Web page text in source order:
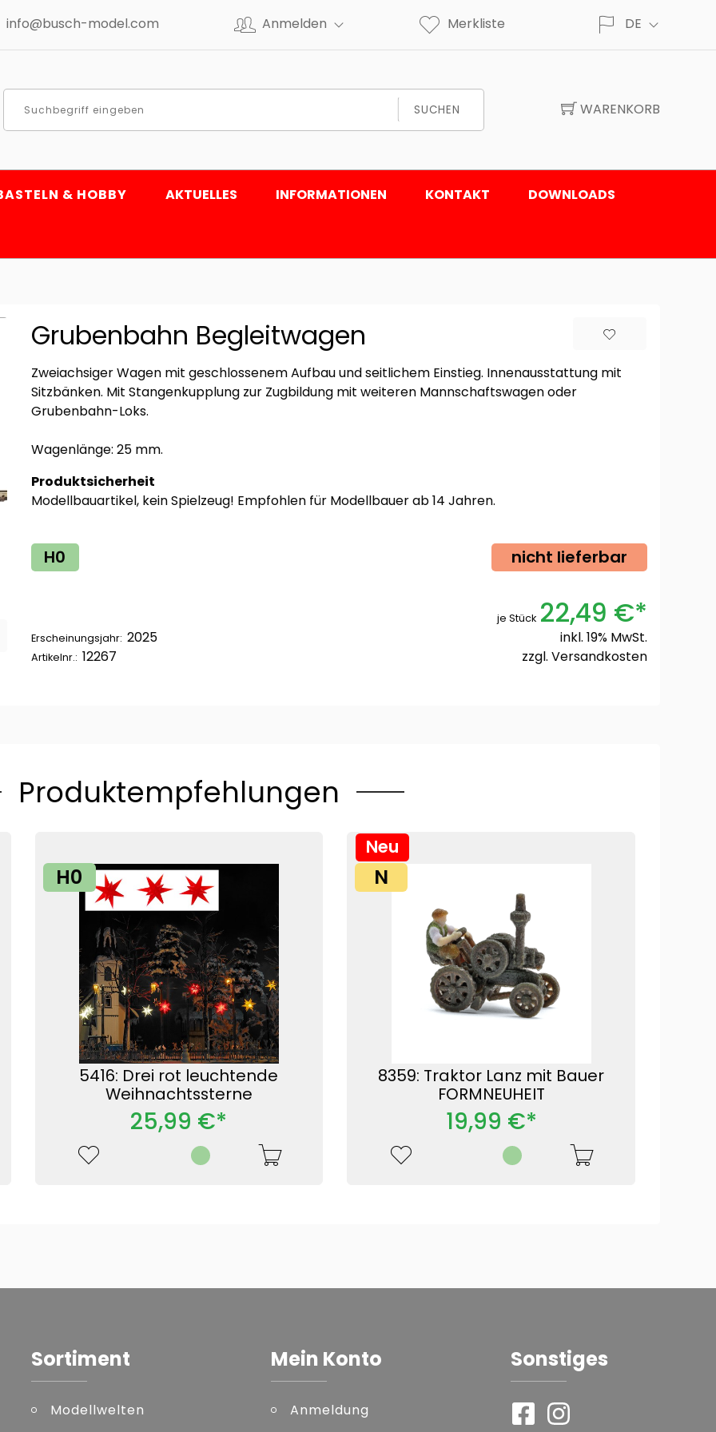
info@busch-model.com Anmelden Merkliste DE
SUCHEN WARENKORB
& HOBBY AKTUELLES INFORMATIONEN KONTAKT DOWNLOADS
Grubenbahn Begleitwagen
Zweiachsiger Wagen mit geschlossenem Aufbau und seitlichem Einstieg. Innenausstattung mit
Sitzbänken. Mit Stangenkupplung zur Zugbildung mit weiteren Mannschaftswagen oder
Grubenbahn-Loks.
Wagenlänge: 25 mm.
Produktsicherheit
Modellbauartikel, kein Spielzeug! Empfohlen für Modellbauer ab 14 Jahren.
H0 nicht lieferbar
Erscheinungsjahr: 2025
Artikelnr.: 12267
je Stück 22,49 €*
inkl. 19% MwSt.
zzgl. Versandkosten
Produktempfehlungen
H0
5416: Drei rot leuchtende
Weihnachtssterne
25,99 €*
N
8359: Traktor Lanz mit Bauer
FORMNEUHEIT
Neu
19,99 €*
Sortiment
Modellwelten
Mein Konto
Anmeldung
Sonstiges